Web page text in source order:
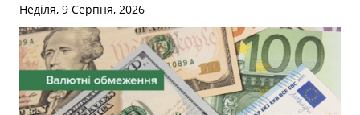
Неділя, 9 Серпня, 2026